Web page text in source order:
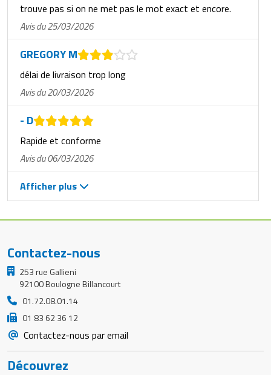
trouve pas si on ne met pas le mot exact et encore.
Avis du 25/03/2026
GREGORY M
délai de livraison trop long
Avis du 20/03/2026
- D
Rapide et conforme
Avis du 06/03/2026
Afficher plus
Contactez-nous
253 rue Gallieni
92100 Boulogne Billancourt
01.72.08.01.14
01 83 62 36 12
Contactez-nous par email
Découvrez